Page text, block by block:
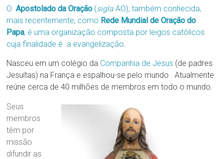
Região
Episcopal
Sé
–
Bom
Retiro
OApostolado da Oração (sigla AO), também conhecida,
mais recentemente, como Rede Mundial de Oração do
Papa, é uma organização composta por leigos católicos
cuja finalidade é a evangelização
Nasceu em um colégio da Companhia de Jesus (de padres
Jesuítas) na França e espalhou-se pelo mundo . Atualmente
reúne cerca de 40 milhões de membros em todo o mundo.
Seus
membros
têm por
missão
difundir as